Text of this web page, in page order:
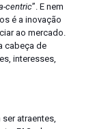
centric”. E nem
é a inovação
ao mercado.
cabeça de
interesses,
atraentes,